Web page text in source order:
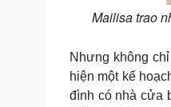
Mailisa trao
Nhưng không
hiện một kế
đình có nhà cửa